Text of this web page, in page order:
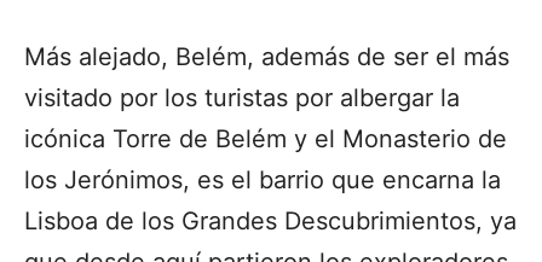
Más alejado, Belém, además de ser el más
visitado por los turistas por albergar la
icónica Torre de Belém y el Monasterio de
los Jerónimos, es el barrio que encarna la
Lisboa de los Grandes Descubrimientos, ya